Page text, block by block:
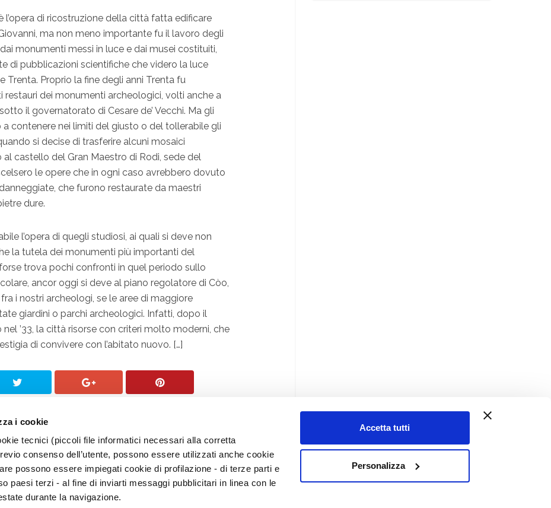
i cookie
tecnici (piccoli file informatici necessari alla corretta
consenso dell’utente, possono essere utilizzati anche cookie
possono essere impiegati cookie di profilazione - di terze parti e
paesi terzi - al fine di inviarti messaggi pubblicitari in linea con le
durante la navigazione.
Accetta tutti
Personalizza
l’opera di ricostruzione della città fatta edificare
ma non meno importante fu il lavoro degli
monumenti messi in luce e dai musei costituiti,
di pubblicazioni scientifiche che videro la luce
Trenta. Proprio la fine degli anni Trenta fu
dei monumenti archeologici, volti anche a
il governatorato di Cesare de’ Vecchi. Ma gli
contenere nei limiti del giusto o del tollerabile gli
si decise di trasferire alcuni mosaici
al castello del Gran Maestro di Rodi, sede del
le opere che in ogni caso avrebbero dovuto
che furono restaurate da maestri
dure.
l’opera di quegli studiosi, ai quali si deve non
la tutela dei monumenti più importanti del
trova pochi confronti in quel periodo sullo
ancor oggi si deve al piano regolatore di Còo,
i nostri archeologi, se le aree di maggiore
giardini o parchi archeologici. Infatti, dopo il
’33, la città risorse con criteri molto moderni, che
di convivere con l’abitato nuovo. […]
Chi siamo